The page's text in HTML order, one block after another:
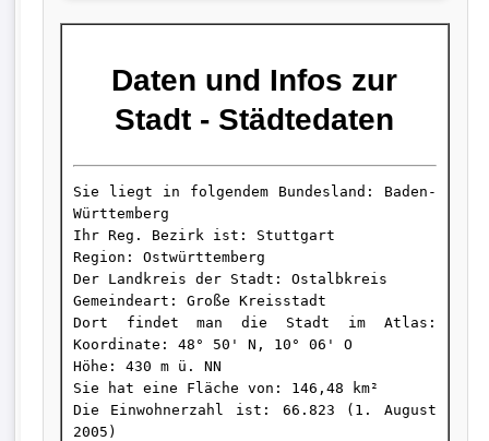
Daten und Infos zur
Stadt - Städtedaten
Sie liegt in folgendem Bundesland: Baden-
Württemberg
Ihr Reg. Bezirk ist: Stuttgart
Region: Ostwürttemberg
Der Landkreis der Stadt: Ostalbkreis
Gemeindeart: Große Kreisstadt
Dort findet man die Stadt im Atlas:
Koordinate: 48° 50' N, 10° 06' O
Höhe: 430 m ü. NN
Sie hat eine Fläche von: 146,48 km²
Die Einwohnerzahl ist: 66.823 (1. August
2005)